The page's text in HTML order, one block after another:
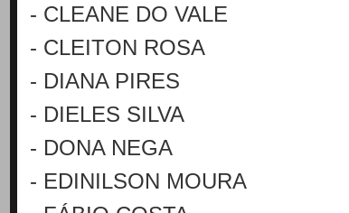
- CLEANE DO VALE
- CLEITON ROSA
- DIANA PIRES
- DIELES SILVA
- DONA NEGA
- EDINILSON MOURA